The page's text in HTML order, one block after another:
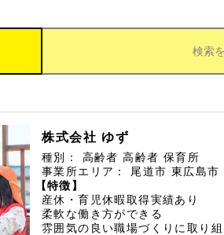
検索
株式会社 ゆず
種別： 高齢者高齢者 保育所
事業所エリア：
尾道市 東広島市
【特徴】
産休・育児休暇取得実績あり
柔軟な働き方ができる
雰囲気の良い職場づくりに取り